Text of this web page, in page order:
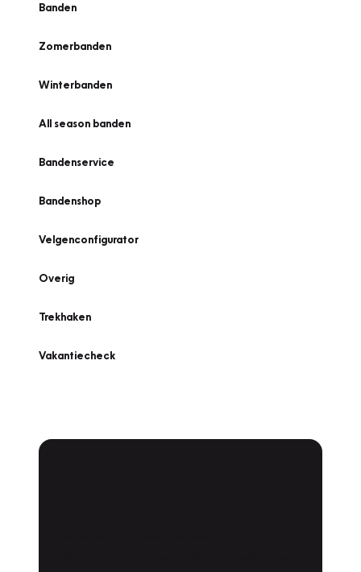
Banden
Zomerbanden
Winterbanden
All season banden
Bandenservice
Bandenshop
Velgenconfigurator
Overig
Trekhaken
Vakantiecheck